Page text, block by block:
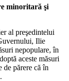
minoritară şi
al preşedintelui
Ilie
nepopulare, în
aceste măsuri
de părere că în